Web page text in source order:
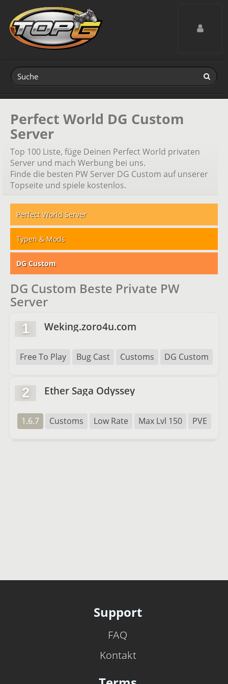
Toggle
Perfect World DG Custom
Server
Top 100 Liste, füge Deinen Perfect World privaten
Server und mach Werbung bei uns.
Finde die besten PW Server DG Custom auf unserer
Topseite und spiele kostenlos.
Perfect World Server
Typen & Mods
DG Custom
DG Custom Beste Private PW
Server
1 Weking.zoro4u.com
Free To Play Bug Cast Customs DG Custom
2 Ether Saga Odyssey
1.6.7 Customs Low Rate Max Lvl 150 PVE
Support
FAQ
Kontakt